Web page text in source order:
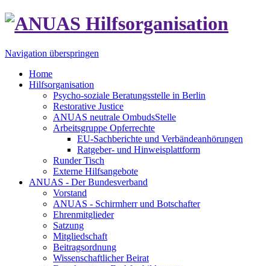
Navigation überspringen
Home
Hilfsorganisation
Psycho-soziale Beratungsstelle in Berlin
Restorative Justice
ANUAS neutrale OmbudsStelle
Arbeitsgruppe Opferrechte
EU-Sachberichte und Verbändeanhörungen
Ratgeber- und Hinweisplattform
Runder Tisch
Externe Hilfsangebote
ANUAS - Der Bundesverband
Vorstand
ANUAS - Schirmherr und Botschafter
Ehrenmitglieder
Satzung
Mitgliedschaft
Beitragsordnung
Wissenschaftlicher Beirat